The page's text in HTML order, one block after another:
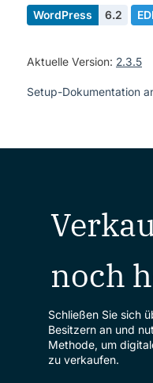
WordPress 6.2
Aktuelle Version: 2.3.5
Setup-Dokumentation
noch
Schließen Sie sich
Besitzern an und
Methode, um
zu verkaufen.